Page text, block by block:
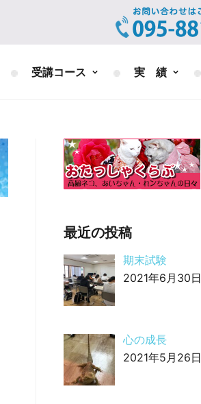
受講コース 実 績
最近の投稿
期末試験
2021年6月30日
心の成長
2021年5月26日